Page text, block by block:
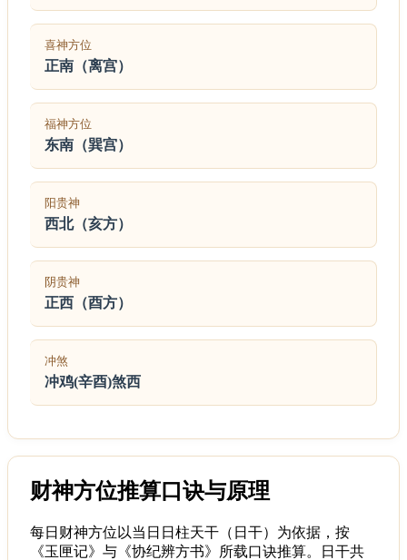
喜神方位
正南（离宫）
福神方位
东南（巽宫）
阳贵神
西北（亥方）
阴贵神
正西（酉方）
冲煞
冲鸡(辛酉)煞西
财神方位推算口诀与原理
每日财神方位以当日日柱天干（日干）为依据，按
《玉匣记》与《协纪辨方书》所载口诀推算。日干共